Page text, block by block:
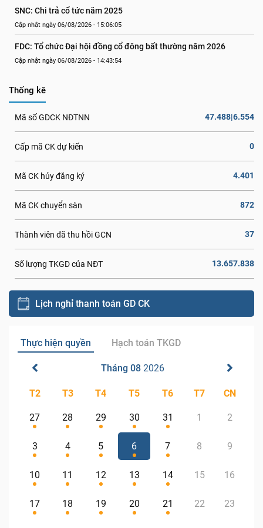
SNC: Chi trả cổ tức năm 2025
Cập nhật ngày 06/08/2026 - 15:06:05
FDC: Tổ chức Đại hội đồng cổ đông bất thường năm 2026
Cập nhật ngày 06/08/2026 - 14:43:54
Thống kê
Mã số GDCK NĐTNN 47.488|6.554
Cấp mã CK dự kiến 0
Mã CK hủy đăng ký 4.401
Mã CK chuyển sàn 872
Thành viên đã thu hồi GCN 37
Số lượng TKGD của NĐT 13.657.838
Lịch nghỉ thanh toán GD CK
Thực hiện quyền Hạch toán TKGD
Tháng 08 2026
T2 T3 T4 T5 T6 T7 CN
27 28 29 30 31 1 2
3 4 5 6 7 8 9
10 11 12 13 14 15 16
17 18 19 20 21 22 23